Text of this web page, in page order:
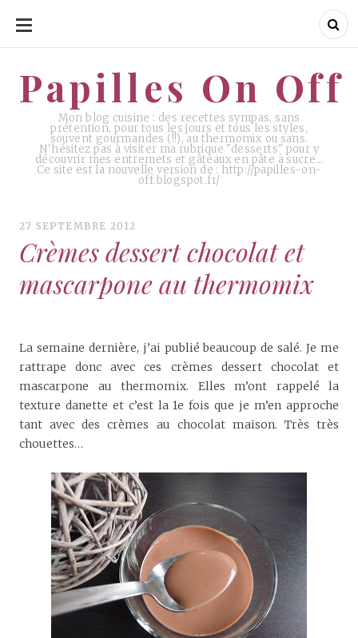
ALLER
CONTENU
Papilles On Off
Mon blog cuisine : des recettes sympas, sans
prétention, pour tous les jours et tous les styles,
souvent gourmandes (!!), au thermomix ou sans.
N'hésitez pas à visiter ma rubrique "desserts" pour y
découvrir mes entremets et gâteaux en pâte à sucre…
Ce site est la nouvelle version de : http://papilles-on-
off.blogspot.fr/
Papilles On Off
27 SEPTEMBRE 2012
Crèmes dessert chocolat et
mascarpone au thermomix
La semaine dernière, j’ai publié beaucoup de salé. Je me
rattrape donc avec ces crèmes dessert chocolat et
mascarpone au thermomix. Elles m’ont rappelé la
texture danette et c’est la 1e fois que je m’en approche
tant avec des crèmes au chocolat maison. Très très
chouettes…